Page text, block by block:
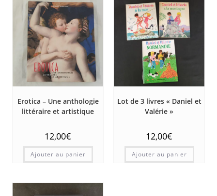
Erotica – Une anthologie
littéraire et artistique
12,00€
Ajouter au panier
Lot de 3 livres « Daniel et
Valérie »
12,00€
Ajouter au panier